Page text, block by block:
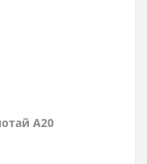
A20